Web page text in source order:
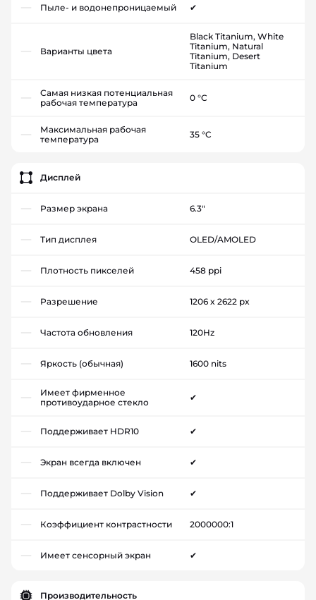
Пыле- и водонепроницаемый ✔
Варианты цвета
Black Titanium, White
Titanium, Natural
Titanium, Desert
Titanium
Самая низкая потенциальная
рабочая температура
0 °C
Максимальная рабочая
температура
35 °C
Дисплей
Размер экрана 6.3"
Тип дисплея OLED/AMOLED
Плотность пикселей 458 ppi
Разрешение 1206 x 2622 px
Частота обновления 120Hz
Яркость (обычная) 1600 nits
Имеет фирменное
противоударное стекло
✔
Поддерживает HDR10 ✔
Экран всегда включен ✔
Поддерживает Dolby Vision ✔
Коэффициент контрастности 2000000:1
Имеет сенсорный экран ✔
Производительность